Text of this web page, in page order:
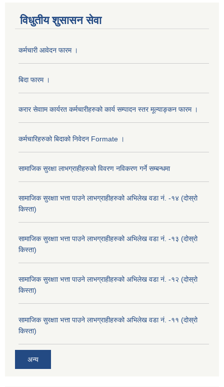
विधुतीय शुसासन सेवा
कर्मचारी आवेदन फारम ।
बिदा फारम ।
करार सेवााम कार्यरत कर्मचारीहरुको कार्य सम्पादन स्तर मूल्याङ्कन फारम ।
कर्मचारिहरुको बिदाको निवेदन Formate ।
सामाजिक सुरक्षा लाभग्राहीहरुको विवरण नविकरण गर्ने सम्बन्धमा
सामाजिक सुरक्षाा भत्ता पाउने लाभग्राहीहरुको अभिलेख वडा नं. -१४ (दोस्रो
किस्ता)
सामाजिक सुरक्षाा भत्ता पाउने लाभग्राहीहरुको अभिलेख वडा नं. -१३ (दोस्रो
किस्ता)
सामाजिक सुरक्षाा भत्ता पाउने लाभग्राहीहरुको अभिलेख वडा नं. -१२ (दोस्रो
किस्ता)
सामाजिक सुरक्षाा भत्ता पाउने लाभग्राहीहरुको अभिलेख वडा नं. -११ (दोस्रो
किस्ता)
अन्य